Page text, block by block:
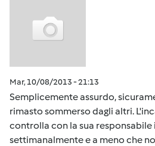
Mar, 10/08/2013 - 21:13
Semplicemente assurdo,
rimasto sommerso dagli altri.
controlla con la sua responsabile
settimanalmente e a meno che